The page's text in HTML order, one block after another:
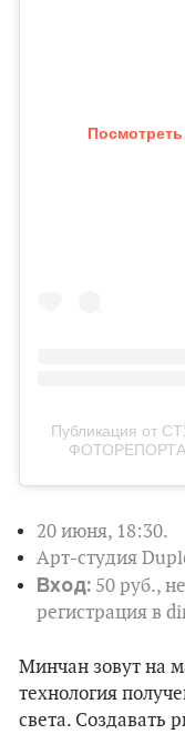
Публикация от
20 июня, 18:30.
Арт-студия
Вход: 50 руб.,
регистрация в
Минчан зовут на
технология
света. Создавать